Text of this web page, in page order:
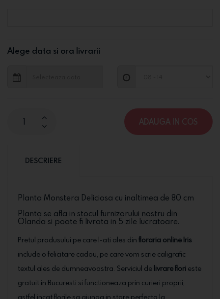
Alege data si ora livrarii
ADAUGA IN COS
DESCRIERE
Planta Monstera Deliciosa cu inaltimea de 80 cm
Planta se afla in stocul furnizorului nostru din
Olanda si poate fi livrata in 5 zile lucratoare.
Pretul produsului pe care l-ati ales din floraria online Iris
include o felicitare cadou, pe care vom scrie caligrafic
textul ales de dumneavoastra. Serviciul de livrare flori este
gratuit in Bucuresti si functioneaza prin curieri proprii,
astfel incat florile sa ajunga in stare perfecta la